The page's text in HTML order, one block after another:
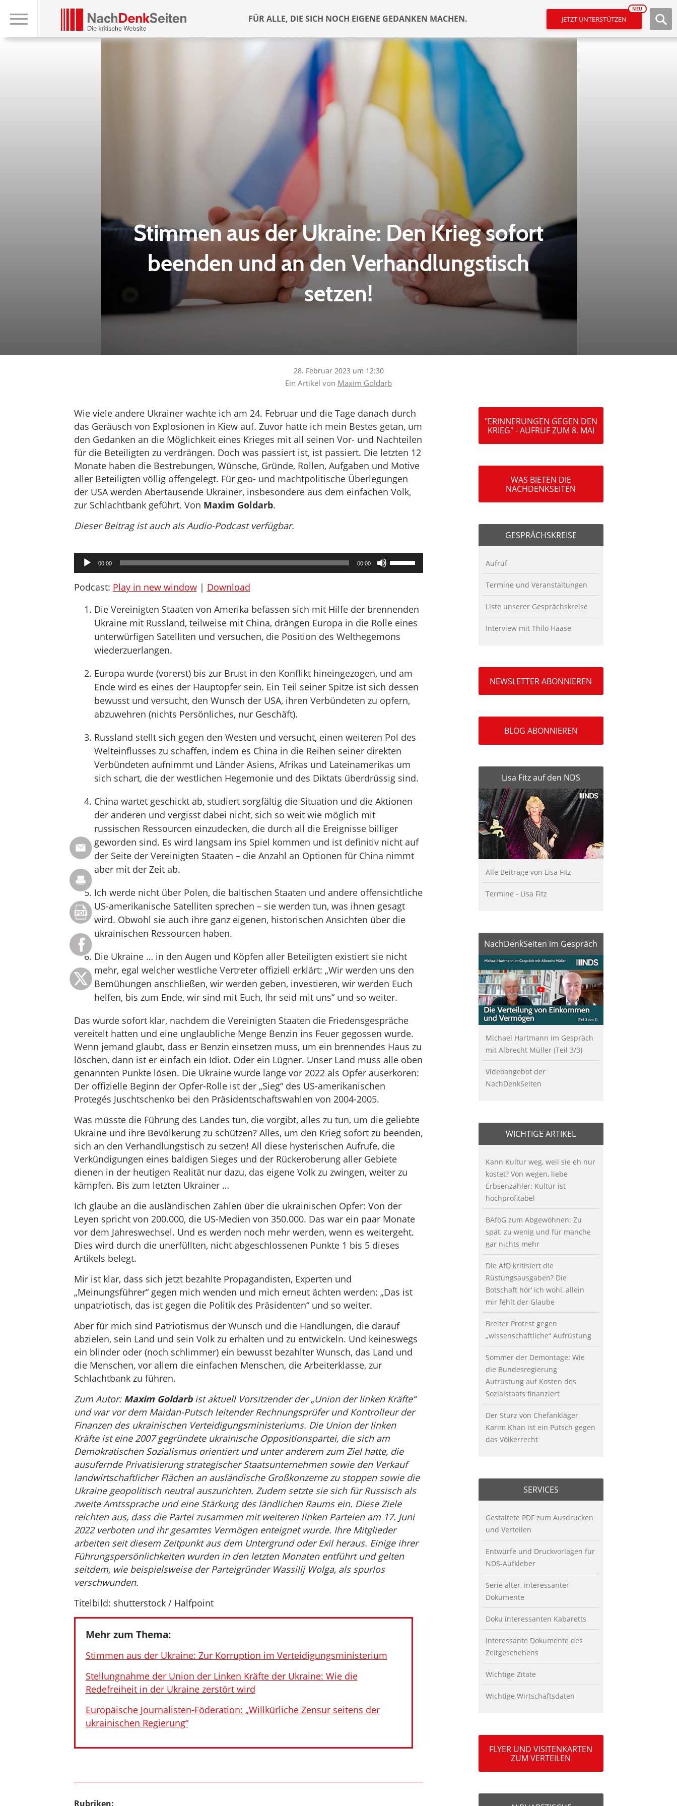
FÜR ALLE, DIE SICH NOCH EIGENE GEDANKEN MACHEN. JETZT UNTERSTÜTZEN
NEU
Stimmen aus der Ukraine: Den Krieg sofort
beenden und an den Verhandlungstisch
setzen!
28. Februar 2023 um 12:30
Ein Artikel von Maxim Goldarb
Wie viele andere Ukrainer wachte ich am 24. Februar und die Tage danach durch
das Geräusch von Explosionen in Kiew auf. Zuvor hatte ich mein Bestes getan, um
den Gedanken an die Möglichkeit eines Krieges mit all seinen Vor- und Nachteilen
für die Beteiligten zu verdrängen. Doch was passiert ist, ist passiert. Die letzten 12
Monate haben die Bestrebungen, Wünsche, Gründe, Rollen, Aufgaben und Motive
aller Beteiligten völlig offengelegt. Für geo- und machtpolitische Überlegungen
der USA werden Abertausende Ukrainer, insbesondere aus dem einfachen Volk,
zur Schlachtbank geführt. Von Maxim Goldarb.
Dieser Beitrag ist auch als Audio-Podcast verfügbar.
Audio-
Player
00:00 00:00
Pfeiltasten
Hoch/Runter
die
Lautstärke
zu
Podcast: Play in new window| Download
Die Vereinigten Staaten von Amerika befassen sich mit Hilfe der brennenden
Ukraine mit Russland, teilweise mit China, drängen Europa in die Rolle eines
unterwürfigen Satelliten und versuchen, die Position des Welthegemons
wiederzuerlangen.
Europa wurde (vorerst) bis zur Brust in den Konflikt hineingezogen, und am
Ende wird es eines der Hauptopfer sein. Ein Teil seiner Spitze ist sich dessen
bewusst und versucht, den Wunsch der USA, ihren Verbündeten zu opfern,
abzuwehren (nichts Persönliches, nur Geschäft).
Russland stellt sich gegen den Westen und versucht, einen weiteren Pol des
Welteinflusses zu schaffen, indem es China in die Reihen seiner direkten
Verbündeten aufnimmt und Länder Asiens, Afrikas und Lateinamerikas um
sich schart, die der westlichen Hegemonie und des Diktats überdrüssig sind.
China wartet geschickt ab, studiert sorgfältig die Situation und die Aktionen
der anderen und vergisst dabei nicht, sich so weit wie möglich mit
russischen Ressourcen einzudecken, die durch all die Ereignisse billiger
geworden sind. Es wird langsam ins Spiel kommen und ist definitiv nicht auf
der Seite der Vereinigten Staaten – die Anzahl an Optionen für China nimmt
aber mit der Zeit ab.
Ich werde nicht über Polen, die baltischen Staaten und andere offensichtliche
US-amerikanische Satelliten sprechen – sie werden tun, was ihnen gesagt
wird. Obwohl sie auch ihre ganz eigenen, historischen Ansichten über die
ukrainischen Ressourcen haben.
Die Ukraine … in den Augen und Köpfen aller Beteiligten existiert sie nicht
mehr, egal welcher westliche Vertreter offiziell erklärt: „Wir werden uns den
Bemühungen anschließen, wir werden geben, investieren, wir werden Euch
helfen, bis zum Ende, wir sind mit Euch, Ihr seid mit uns“ und so weiter.
Das wurde sofort klar, nachdem die Vereinigten Staaten die Friedensgespräche
vereitelt hatten und eine unglaubliche Menge Benzin ins Feuer gegossen wurde.
Wenn jemand glaubt, dass er Benzin einsetzen muss, um ein brennendes Haus zu
löschen, dann ist er einfach ein Idiot. Oder ein Lügner. Unser Land muss alle oben
genannten Punkte lösen. Die Ukraine wurde lange vor 2022 als Opfer auserkoren:
Der offizielle Beginn der Opfer-Rolle ist der „Sieg“ des US-amerikanischen
Protegés Juschtschenko bei den Präsidentschaftswahlen von 2004-2005.
Was müsste die Führung des Landes tun, die vorgibt, alles zu tun, um die geliebte
Ukraine und ihre Bevölkerung zu schützen? Alles, um den Krieg sofort zu beenden,
sich an den Verhandlungstisch zu setzen! All diese hysterischen Aufrufe, die
Verkündigungen eines baldigen Sieges und der Rückeroberung aller Gebiete
dienen in der heutigen Realität nur dazu, das eigene Volk zu zwingen, weiter zu
kämpfen. Bis zum letzten Ukrainer …
Ich glaube an die ausländischen Zahlen über die ukrainischen Opfer: Von der
Leyen spricht von 200.000, die US-Medien von 350.000. Das war ein paar Monate
vor dem Jahreswechsel. Und es werden noch mehr werden, wenn es weitergeht.
Dies wird durch die unerfüllten, nicht abgeschlossenen Punkte 1 bis 5 dieses
Artikels belegt.
Mir ist klar, dass sich jetzt bezahlte Propagandisten, Experten und
„Meinungsführer“ gegen mich wenden und mich erneut ächten werden: „Das ist
unpatriotisch, das ist gegen die Politik des Präsidenten“ und so weiter.
Aber für mich sind Patriotismus der Wunsch und die Handlungen, die darauf
abzielen, sein Land und sein Volk zu erhalten und zu entwickeln. Und keineswegs
ein blinder oder (noch schlimmer) ein bewusst bezahlter Wunsch, das Land und
die Menschen, vor allem die einfachen Menschen, die Arbeiterklasse, zur
Schlachtbank zu führen.
Zum Autor: Maxim Goldarbist aktuell Vorsitzender der „Union der linken Kräfte“
und war vor dem Maidan-Putsch leitender Rechnungsprüfer und Kontrolleur der
Finanzen des ukrainischen Verteidigungsministeriums. Die Union der linken
Kräfte ist eine 2007 gegründete ukrainische Oppositionspartei, die sich am
Demokratischen Sozialismus orientiert und unter anderem zum Ziel hatte, die
ausufernde Privatisierung strategischer Staatsunternehmen sowie den Verkauf
landwirtschaftlicher Flächen an ausländische Großkonzerne zu stoppen sowie die
Ukraine geopolitisch neutral auszurichten. Zudem setzte sie sich für Russisch als
zweite Amtssprache und eine Stärkung des ländlichen Raums ein. Diese Ziele
reichten aus, dass die Partei zusammen mit weiteren linken Parteien am 17. Juni
2022 verboten und ihr gesamtes Vermögen enteignet wurde. Ihre Mitglieder
arbeiten seit diesem Zeitpunkt aus dem Untergrund oder Exil heraus. Einige ihrer
Führungspersönlichkeiten wurden in den letzten Monaten entführt und gelten
seitdem, wie beispielsweise der Parteigründer Wassilij Wolga, als spurlos
verschwunden.
Titelbild: shutterstock / Halfpoint
Mehr zum Thema:
Stimmen aus der Ukraine: Zur Korruption im Verteidigungsministerium
Stellungnahme der Union der Linken Kräfte der Ukraine: Wie die
Redefreiheit in der Ukraine zerstört wird
Europäische Journalisten-Föderation: „Willkürliche Zensur seitens der
ukrainischen Regierung“
Rubriken:
"ERINNERUNGEN GEGEN DEN
KRIEG" - AUFRUF ZUM 8. MAI
WAS BIETEN DIE
NACHDENKSEITEN
GESPRÄCHSKREISE
Aufruf
Termine und Veranstaltungen
Liste unserer Gesprächskreise
Interview mit Thilo Haase
NEWSLETTER ABONNIEREN
BLOG ABONNIEREN
Lisa Fitz auf den NDS
Alle Beiträge von Lisa Fitz
Termine - Lisa Fitz
NachDenkSeiten im Gespräch
Michael Hartmann im Gespräch
mit Albrecht Müller (Teil 3/3)
Videoangebot der
NachDenkSeiten
WICHTIGE ARTIKEL
Kann Kultur weg, weil sie eh nur
kostet? Von wegen, liebe
Erbsenzähler: Kultur ist
hochprofitabel
BAföG zum Abgewöhnen: Zu
spät, zu wenig und für manche
gar nichts mehr
Die AfD kritisiert die
Rüstungsausgaben? Die
Botschaft hör’ ich wohl, allein
mir fehlt der Glaube
Breiter Protest gegen
„wissenschaftliche“ Aufrüstung
Sommer der Demontage: Wie
die Bundesregierung
Aufrüstung auf Kosten des
Sozialstaats finanziert
Der Sturz von Chefankläger
Karim Khan ist ein Putsch gegen
das Völkerrecht
SERVICES
Gestaltete PDF zum Ausdrucken
und Verteilen
Entwürfe und Druckvorlagen für
NDS-Aufkleber
Serie alter, interessanter
Dokumente
Doku interessanten Kabaretts
Interessante Dokumente des
Zeitgeschehens
Wichtige Zitate
Wichtige Wirtschaftsdaten
FLYER UND VISITENKARTEN
ZUM VERTEILEN